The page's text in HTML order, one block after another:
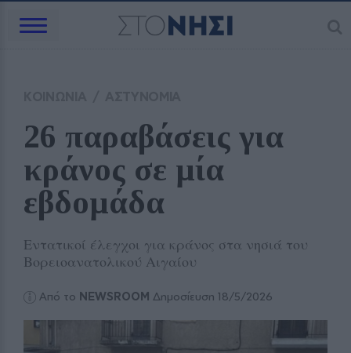
26 παραβάσεις για
κράνος σε μία
εβδομάδα
Εντατικοί έλεγχοι για κράνος στα νησιά του
Βορειοανατολικού Αιγαίου
Από το NEWSROOM Δημοσίευση 18/5/2026